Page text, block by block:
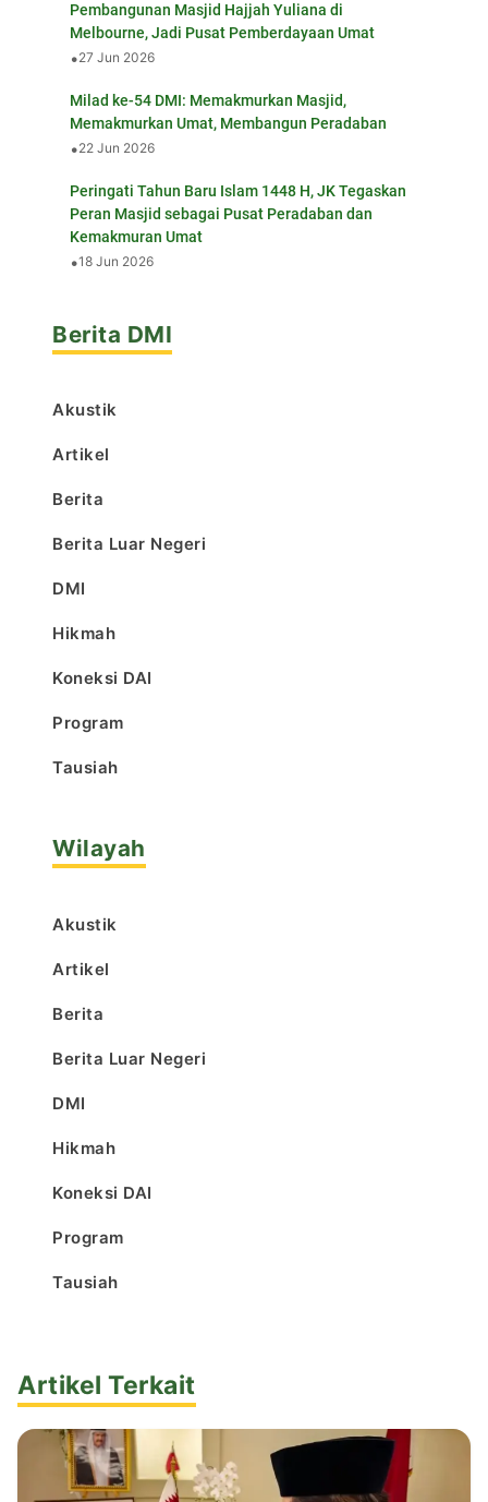
Pembangunan Masjid Hajjah Yuliana di
Melbourne, Jadi Pusat Pemberdayaan Umat
•27 Jun 2026
Milad ke-54 DMI: Memakmurkan Masjid,
Memakmurkan Umat, Membangun Peradaban
•22 Jun 2026
Peringati Tahun Baru Islam 1448 H, JK Tegaskan
Peran Masjid sebagai Pusat Peradaban dan
Kemakmuran Umat
•18 Jun 2026
Berita DMI
Akustik
Artikel
Berita
Berita Luar Negeri
DMI
Hikmah
Koneksi DAI
Program
Tausiah
Wilayah
Akustik
Artikel
Berita
Berita Luar Negeri
DMI
Hikmah
Koneksi DAI
Program
Tausiah
Artikel Terkait